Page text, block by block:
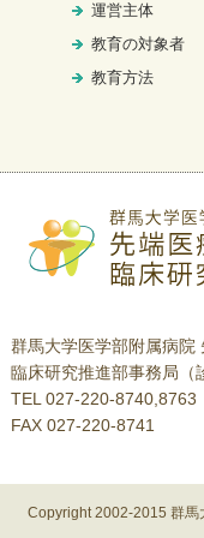
運営主体
教育の対象者
教育方法
群馬大学医学部附属病院
臨床研究推進部事務局（
TEL 027-220-8740,8763
FAX 027-220-8741
Copyright 2002-2015 群馬